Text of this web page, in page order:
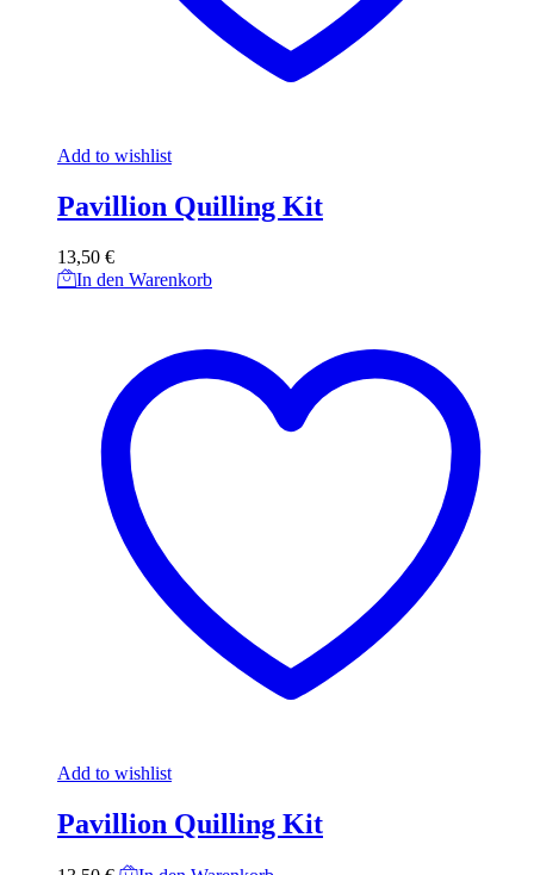
Add to wishlist
Pavillion Quilling Kit
13,50 €
In den Warenkorb
Add to wishlist
Pavillion Quilling Kit